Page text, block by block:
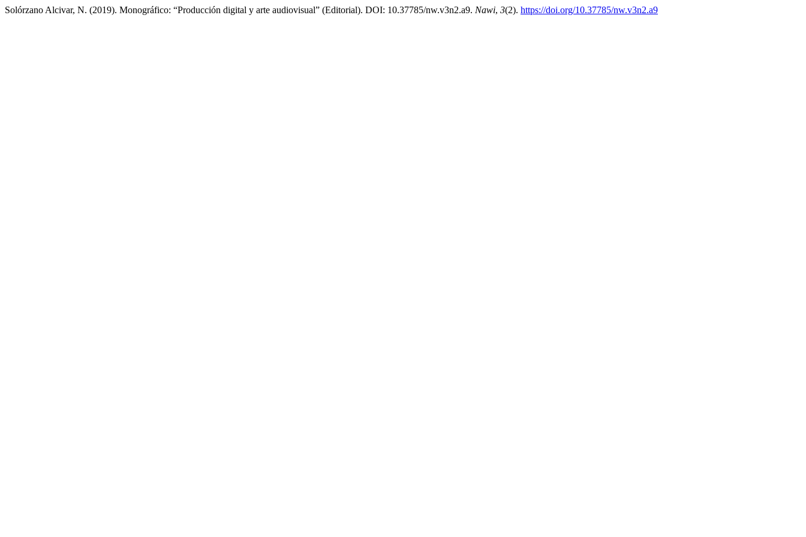
Solórzano Alcivar, N. (2019). Monográfico: “Producción digital y arte audiovisual” (Editorial). DOI: 10.37785/nw.v3n2.a9. Nawi, 3(2). https://doi.org/10.37785/nw.v3n2.a9